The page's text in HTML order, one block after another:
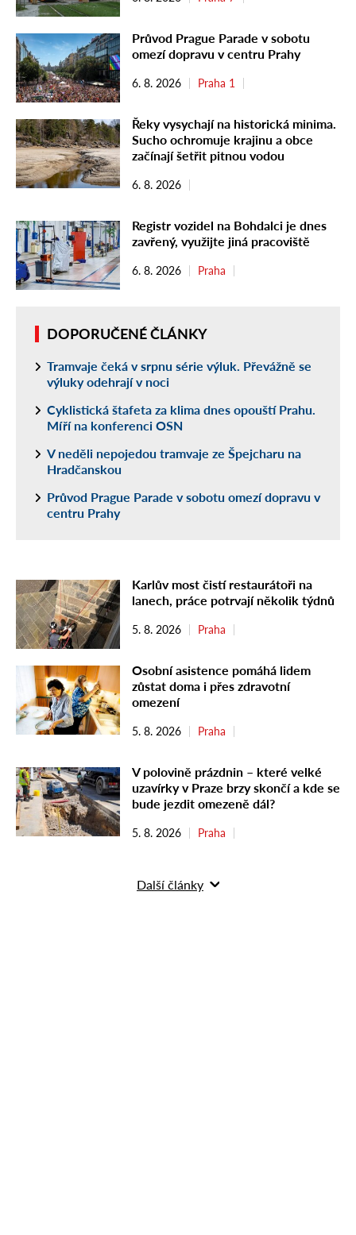
Průvod Prague Parade v sobotu
omezí dopravu v centru Prahy
6. 8. 2026 Praha 1
Řeky vysychají na historická minima.
Sucho ochromuje krajinu a obce
začínají šetřit pitnou vodou
6. 8. 2026
Registr vozidel na Bohdalci je dnes
zavřený, využijte jiná pracoviště
6. 8. 2026 Praha
DOPORUČENÉ ČLÁNKY
Tramvaje čeká v srpnu série výluk. Převážně se
výluky odehrají v noci
Cyklistická štafeta za klima dnes opouští Prahu.
Míří na konferenci OSN
V neděli nepojedou tramvaje ze Špejcharu na
Hradčanskou
Průvod Prague Parade v sobotu omezí dopravu v
centru Prahy
Karlův most čistí restaurátoři na
lanech, práce potrvají několik týdnů
5. 8. 2026 Praha
Osobní asistence pomáhá lidem
zůstat doma i přes zdravotní
omezení
5. 8. 2026 Praha
V polovině prázdnin – které velké
uzavírky v Praze brzy skončí a kde se
bude jezdit omezeně dál?
5. 8. 2026 Praha
Další články